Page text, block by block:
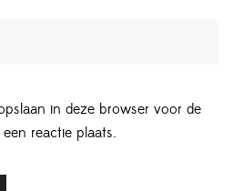
in deze browser voor de
reactie plaats.